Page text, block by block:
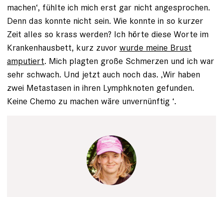
machen‘, fühlte ich mich erst gar nicht angesprochen.
Denn das konnte nicht sein. Wie konnte in so kurzer
Zeit alles so krass werden? Ich hörte diese Worte im
Krankenhausbett, kurz zuvor wurde meine Brust
amputiert. Mich plagten große Schmerzen und ich war
sehr schwach. Und jetzt auch noch das. ‚Wir haben
zwei Metastasen in ihren Lymphknoten gefunden.
Keine Chemo zu machen wäre unvernünftig ‘.